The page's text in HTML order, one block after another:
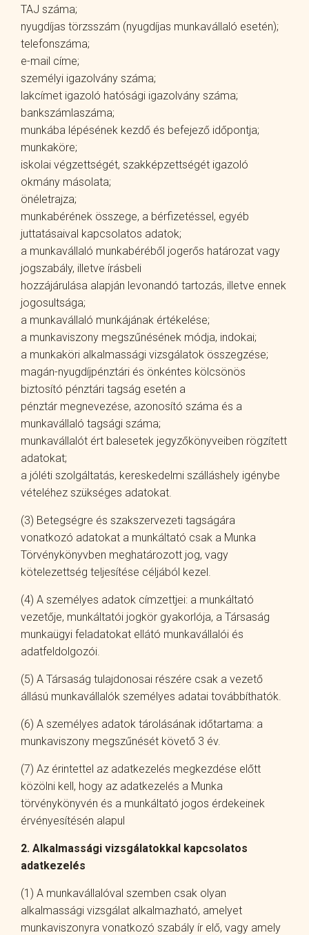
TAJ száma;
nyugdíjas törzsszám (nyugdíjas munkavállaló esetén);
telefonszáma;
e-mail címe;
személyi igazolvány száma;
lakcímet igazoló hatósági igazolvány száma;
bankszámlaszáma;
munkába lépésének kezdő és befejező időpontja;
munkaköre;
iskolai végzettségét, szakképzettségét igazoló
okmány másolata;
önéletrajza;
munkabérének összege, a bérfizetéssel, egyéb
juttatásaival kapcsolatos adatok;
a munkavállaló munkabéréből jogerős határozat vagy
jogszabály, illetve írásbeli
hozzájárulása alapján levonandó tartozás, illetve ennek
jogosultsága;
a munkavállaló munkájának értékelése;
a munkaviszony megszűnésének módja, indokai;
a munkaköri alkalmassági vizsgálatok összegzése;
magán-nyugdíjpénztári és önkéntes kölcsönös
biztosító pénztári tagság esetén a
pénztár megnevezése, azonosító száma és a
munkavállaló tagsági száma;
munkavállalót ért balesetek jegyzőkönyveiben rögzített
adatokat;
a jóléti szolgáltatás, kereskedelmi szálláshely igénybe
vételéhez szükséges adatokat.
(3) Betegségre és szakszervezeti tagságára
vonatkozó adatokat a munkáltató csak a Munka
Törvénykönyvben meghatározott jog, vagy
kötelezettség teljesítése céljából kezel.
(4) A személyes adatok címzettjei: a munkáltató
vezetője, munkáltatói jogkör gyakorlója, a Társaság
munkaügyi feladatokat ellátó munkavállalói és
adatfeldolgozói.
(5) A Társaság tulajdonosai részére csak a vezető
állású munkavállalók személyes adatai továbbíthatók.
(6) A személyes adatok tárolásának időtartama: a
munkaviszony megszűnését követő 3 év.
(7) Az érintettel az adatkezelés megkezdése előtt
közölni kell, hogy az adatkezelés a Munka
törvénykönyvén és a munkáltató jogos érdekeinek
érvényesítésén alapul
2. Alkalmassági vizsgálatokkal kapcsolatos
adatkezelés
(1) A munkavállalóval szemben csak olyan
alkalmassági vizsgálat alkalmazható, amelyet
munkaviszonyra vonatkozó szabály ír elő, vagy amely